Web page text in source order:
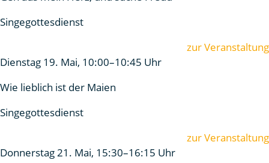
Singegottesdienst
zur Veranstaltung
Dienstag 19. Mai, 10:00–10:45 Uhr
Wie lieblich ist der Maien
Singegottesdienst
zur Veranstaltung
Donnerstag 21. Mai, 15:30–16:15 Uhr